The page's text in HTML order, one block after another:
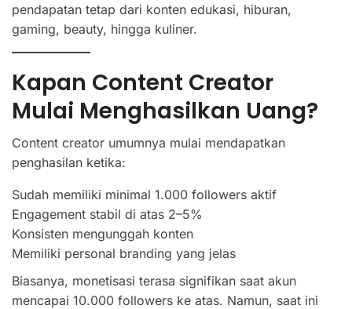
pendapatan tetap dari konten edukasi, hiburan,
gaming, beauty, hingga kuliner.
Kapan Content Creator
Mulai Menghasilkan Uang?
Content creator umumnya mulai mendapatkan
penghasilan ketika:
Sudah memiliki minimal 1.000 followers aktif
Engagement stabil di atas 2–5%
Konsisten mengunggah konten
Memiliki personal branding yang jelas
Biasanya, monetisasi terasa signifikan saat akun
mencapai 10.000 followers ke atas. Namun, saat ini